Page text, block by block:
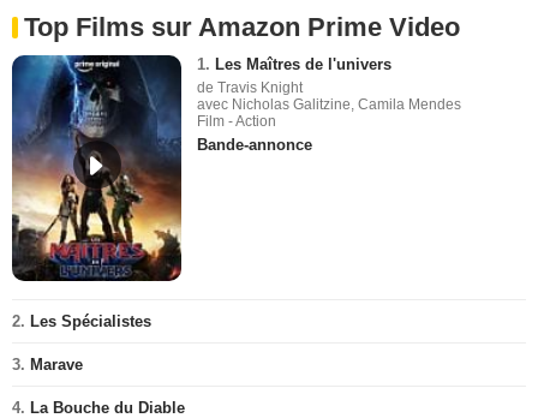
Top Films sur Amazon Prime Video
1. Les Maîtres de l'univers
de Travis Knight
avec Nicholas Galitzine, Camila Mendes
Film - Action
Bande-annonce
2. Les Spécialistes
3. Marave
4. La Bouche du Diable